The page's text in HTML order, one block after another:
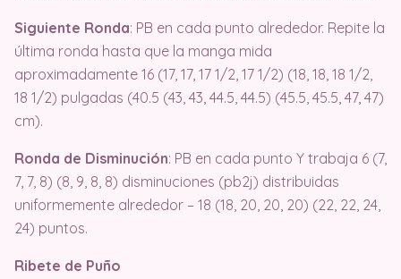
Siguiente Ronda: PB en cada punto alrededor. Repite la
última ronda hasta que la manga mida
aproximadamente 16 (17, 17, 17 1/2, 17 1/2) (18, 18, 18 1/2,
18 1/2) pulgadas (40.5 (43, 43, 44.5, 44.5) (45.5, 45.5, 47, 47)
cm).
Ronda de Disminución: PB en cada punto Y trabaja 6 (7,
7, 7, 8) (8, 9, 8, 8) disminuciones (pb2j) distribuidas
uniformemente alrededor – 18 (18, 20, 20, 20) (22, 22, 24,
24) puntos.
Ribete de Puño